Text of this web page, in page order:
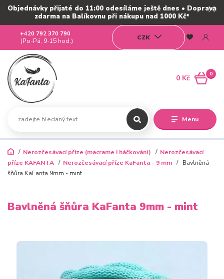
Objednávky přijaté do 11:00 odesíláme ještě dnes • Doprava
zdarma na Balíkovnu při nákupu nad 1000 Kč*
Menu
CZK
+420 792 370 790
(Po-Pá, 9-15 hod.)
0
0 Kč
Nerozčesávací příze (macrame i háčkování)
Nerozčesávací
příze KAFANTA
Nerozčesávací příze KaFanta - 9 mm
Bavlněná
šňůra KaFanta 9mm - mint
Bavlněná šňůra KaFanta 9mm - mint